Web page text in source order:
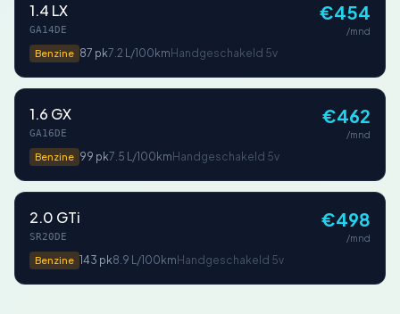
1.4 LX
GA14DE
Benzine 87 pk7.2 L/100km Handgeschakeld 5v
€454
/mnd
1.6 GX
GA16DE
Benzine 99 pk7.5 L/100km Handgeschakeld 5v
€462
/mnd
2.0 GTi
SR20DE
Benzine 143 pk8.9 L/100km Handgeschakeld 5v
€498
/mnd